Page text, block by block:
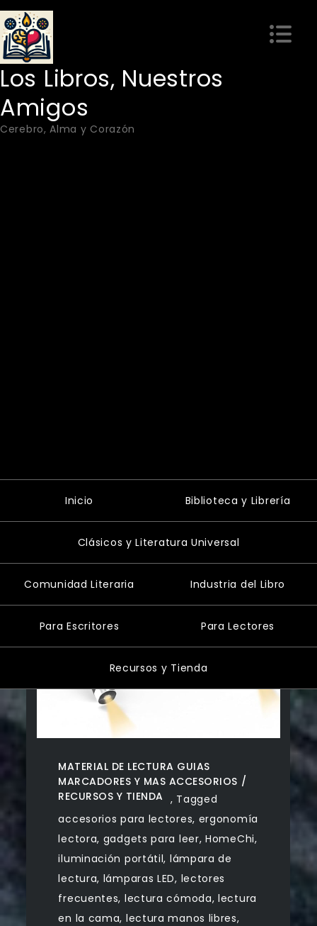
Skip
to
content
Los Libros, Nuestros
Amigos
Cerebro, Alma y Corazón
Inicio Biblioteca y Librería
Clásicos y Literatura Universal
Comunidad Literaria Industria del Libro
Para Escritores Para Lectores
Recursos y Tienda
MATERIAL DE LECTURA GUIAS
MARCADORES Y MAS ACCESORIOS
,
RECURSOS Y TIENDA
Tagged
accesorios para lectores, ergonomía
lectora, gadgets para leer,HomeChi,
iluminación portátil, lámpara de
lectura, lámparas LED, lectores
frecuentes, lectura cómoda,lectura
en la cama, lectura manos libres,